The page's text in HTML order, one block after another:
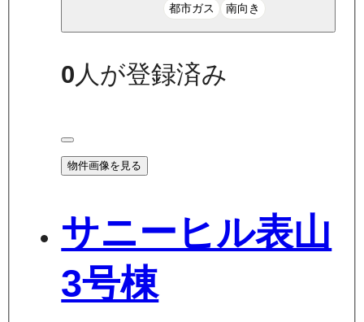
都市ガス 南向き
0 人が登録済み
物件画像を見る
サニーヒル表山
3号棟